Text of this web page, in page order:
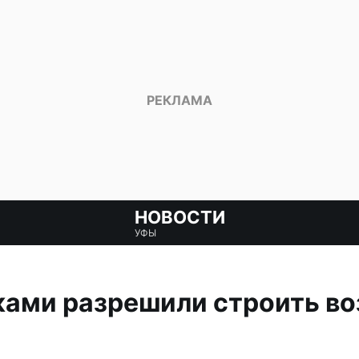
НОВОСТИ
УФЫ
разрешили строить